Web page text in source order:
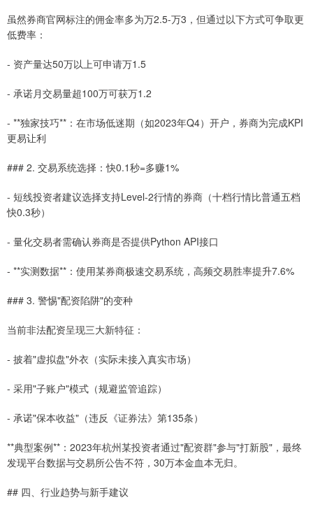
虽然券商官网标注的佣金率多为万2.5-万3，但通过以下方式可争取更
低费率：
- 资产量达50万以上可申请万1.5
- 承诺月交易量超100万可获万1.2
- **独家技巧**：在市场低迷期（如2023年Q4）开户，券商为完成KPI
更易让利
### 2. 交易系统选择：快0.1秒=多赚1%
- 短线投资者建议选择支持Level-2行情的券商（十档行情比普通五档
快0.3秒）
- 量化交易者需确认券商是否提供Python API接口
- **实测数据**：使用某券商极速交易系统，高频交易胜率提升7.6%
### 3. 警惕"配资陷阱"的变种
当前非法配资呈现三大新特征：
- 披着"虚拟盘"外衣（实际未接入真实市场）
- 采用"子账户"模式（规避监管追踪）
- 承诺"保本收益"（违反《证券法》第135条）
**典型案例**：2023年杭州某投资者通过"配资群"参与"打新股"，最终
发现平台数据与交易所公告不符，30万本金血本无归。
## 四、行业趋势与新手建议